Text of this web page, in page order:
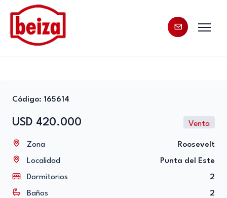
Código: 165614
USD 420.000 Venta
Zona
Roosevelt
Localidad
Punta del Este
Dormitorios
2
Baños
2